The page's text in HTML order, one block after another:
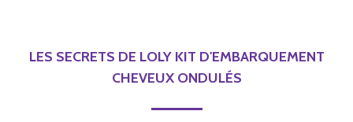
LES SECRETS DE LOLY KIT D'EMBARQUEMENT
CHEVEUX ONDULÉS